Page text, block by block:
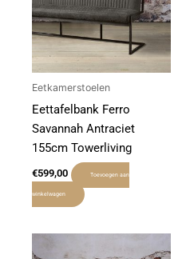
Eetkamerstoelen
Eettafelbank Ferro
Savannah Antraciet
155cm Towerliving
€599,00 Toevoegen aan
winkelwagen